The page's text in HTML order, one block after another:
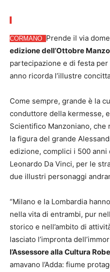
CORMANO Prende il via
edizione dell’Ottobre
partecipazione e di festa
anno ricorda l’illustre
Come sempre, grande è la
conduttore della kermesse,
Scientifico Manzoniano, che
la figura del grande
edizione, complici i 500
Leonardo Da Vinci, per le
due illustri personaggi
“Milano e la Lombardia
nella vita di entrambi, pur
storico e nell’ambito di
lasciato l’impronta
l’Assessore alla Cultura
amavano l’Adda: fiume